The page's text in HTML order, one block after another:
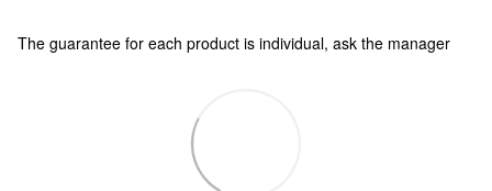
The guarantee for each product is individual, ask the manager